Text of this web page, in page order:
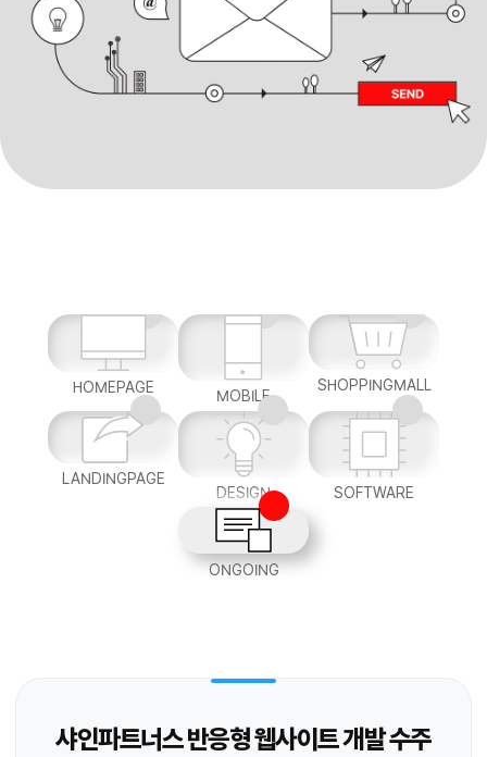
HOMEPAGE MOBILE
SHOPPINGMALL
LANDINGPAGE
DESIGN
SOFTWARE
ONGOING
샤인파트너스 반응형 웹사이트 개발 수주